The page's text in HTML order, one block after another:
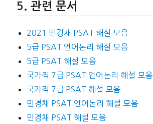
관련 문서
2021 민경채 PSAT 해설 모음
5급 PSAT 언어논리 해설 모음
5급 PSAT 해설 모음
국가직 7급 PSAT 언어논리 해설 모음
국가직 7급 PSAT 해설 모음
민경채 PSAT 언어논리 해설 모음
민경채 PSAT 해설 모음